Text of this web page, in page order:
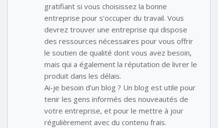
gratifiant si vous choisissez la bonne
entreprise pour s’occuper du travail. Vous
devrez trouver une entreprise qui dispose
des ressources nécessaires pour vous offrir
le soutien de qualité dont vous avez besoin,
mais qui a également la réputation de livrer le
produit dans les délais.
Ai-je besoin d’un blog ? Un blog est utile pour
tenir les gens informés des nouveautés de
votre entreprise, et pour le mettre à jour
régulièrement avec du contenu frais.